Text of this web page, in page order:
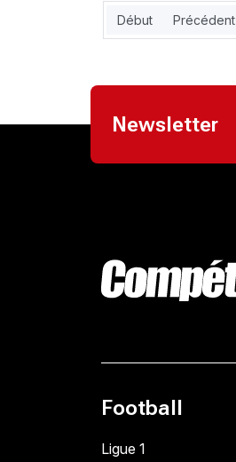
Début Précédent
Newsletter
Football
Ligue 1